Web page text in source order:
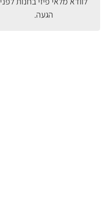
הגעה.